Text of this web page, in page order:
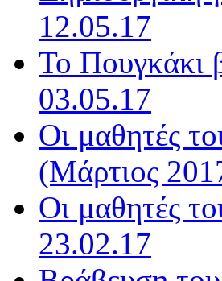
12.05.17
Το Πουγκάκι
03.05.17
Οι μαθητές
(Μάρτιος
Οι μαθητές
23.02.17